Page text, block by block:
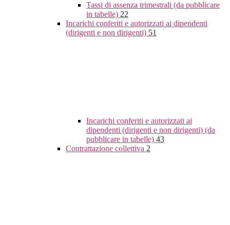
Tassi di assenza trimestrali (da pubblicare
in tabelle) 22
Incarichi conferiti e autorizzati ai dipendenti
(dirigenti e non dirigenti) 51
Incarichi conferiti e autorizzati ai
dipendenti (dirigenti e non dirigenti) (da
pubblicare in tabelle) 43
Contrattazione collettiva 2